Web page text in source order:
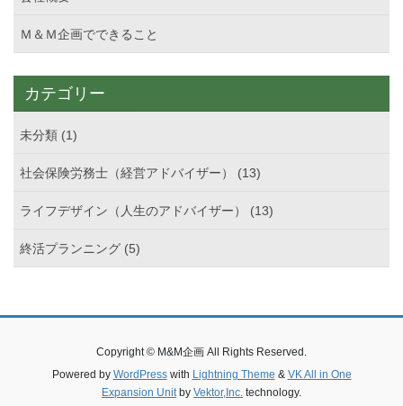
Ｍ＆Ｍ企画でできること
カテゴリー
未分類 (1)
社会保険労務士（経営アドバイザー） (13)
ライフデザイン（人生のアドバイザー） (13)
終活プランニング (5)
Copyright © M&M企画 All Rights Reserved.
Powered by WordPresswith Lightning Theme & VK All in One
Expansion Unitby Vektor,Inc. technology.